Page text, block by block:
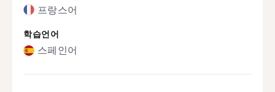
프랑스어
학습언어
스페인어